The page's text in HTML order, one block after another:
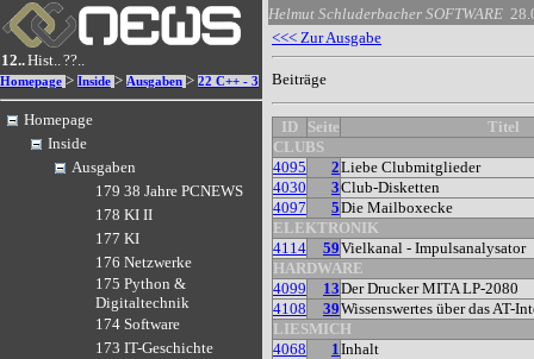
12..Hist..??..
Homepage > Inside > Ausgaben > 22 C++ - 3
Homepage
Inside
Ausgaben
179 38 Jahre PCNEWS
178 KI II
177 KI
176 Netzwerke
175 Python &
Digitaltechnik
174 Software
173 IT-Geschichte
Helmut Schluderbacher SOFTWARE
<<< Zur Ausgabe
Beiträge
ID Seite
Titel
CLUBS
4095
2Liebe Clubmitglieder
4030
3Club-Disketten
4097
5Die Mailboxecke
ELEKTRONIK
4114
59Vielkanal - Impulsanalysator
HARDWARE
4099
13Der Drucker MITA LP-2080
4108
39Wissenswertes über das AT-
LIESMICH
4068
1Inhalt